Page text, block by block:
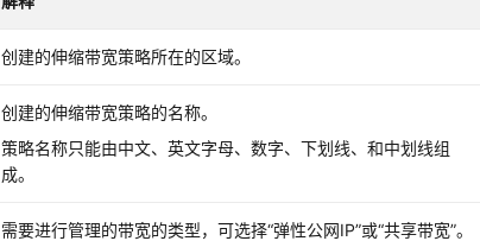
创建的伸缩带宽策略所在的区域。
创建的伸缩带宽策略的名称。
策略名称只能由中文、英文字母、数字、下划线、和中划线组
成。
需要进行管理的带宽的类型，可选择“弹性公网IP”或“共享带宽”。